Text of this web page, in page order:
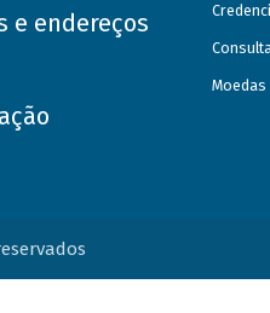
e endereços